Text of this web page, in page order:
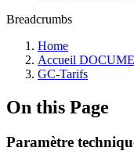
Breadcrumbs
Home
Accueil
GC-Tarifs
On this Page
Paramètre